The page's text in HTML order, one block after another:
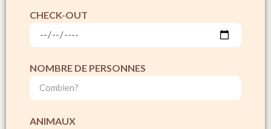
CHECK-OUT
NOMBRE DE PERSONNES
ANIMAUX